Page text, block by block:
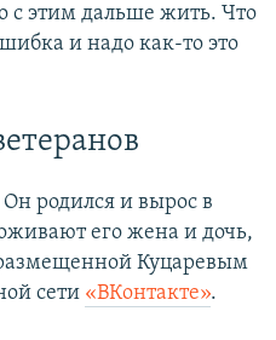
с этим дальше жить. Что
и надо как-то это
родился и вырос в
его жена и дочь,
Куцаревым
сети «ВКонтакте».